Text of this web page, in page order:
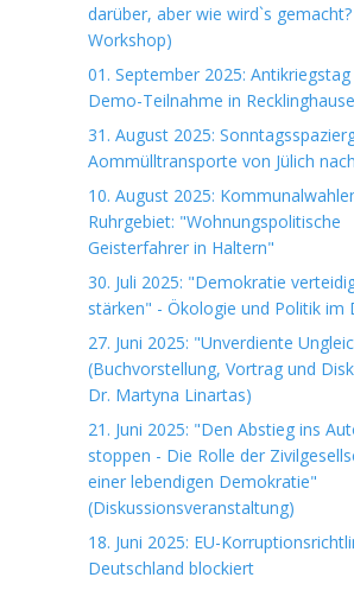
darüber, aber wie wird`s
Workshop)
01. September 2025:
Demo-Teilnahme in
31. August 2025:
Aommülltransporte von Jülich
10. August 2025:
Ruhrgebiet: "Wohnungspolitische
Geisterfahrer in Haltern"
30. Juli 2025: "Demokratie
stärken" - Ökologie und Politik im
27. Juni 2025: "Unverdiente
(Buchvorstellung, Vortrag und
Dr. Martyna Linartas)
21. Juni 2025: "Den Abstieg ins
stoppen - Die Rolle der
einer lebendigen Demokratie"
(Diskussionsveranstaltung)
18. Juni 2025: EU-
Deutschland blockiert